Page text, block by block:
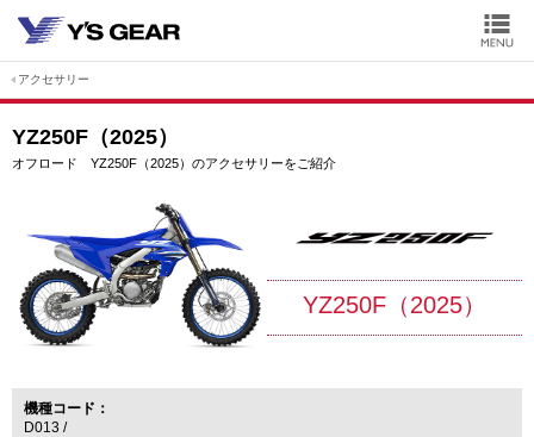
アクセサリー
YZ250F（2025）
オフロード YZ250F（2025）のアクセサリーをご紹介
YZ250F（2025）
機種コード
D013